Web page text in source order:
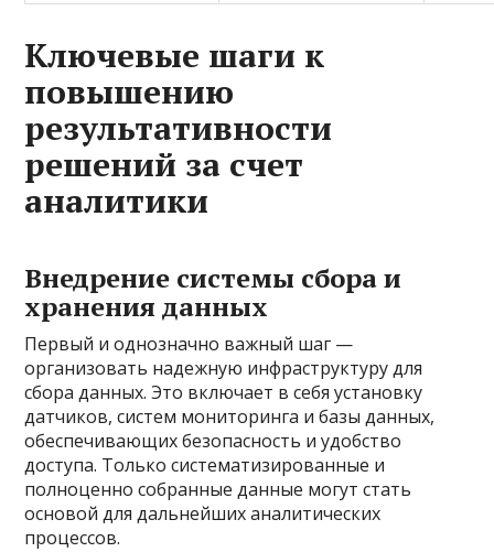
Ключевые шаги к
повышению
результативности
решений за счет
аналитики
Внедрение системы сбора и
хранения данных
Первый и однозначно важный шаг —
организовать надежную инфраструктуру для
сбора данных. Это включает в себя установку
датчиков, систем мониторинга и базы данных,
обеспечивающих безопасность и удобство
доступа. Только систематизированные и
полноценно собранные данные могут стать
основой для дальнейших аналитических
процессов.